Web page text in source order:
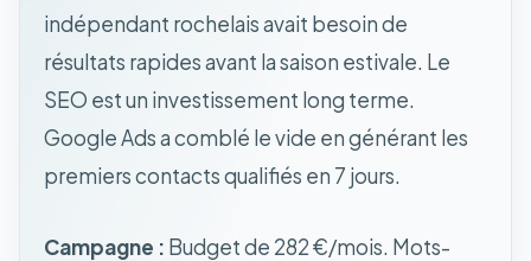
indépendant rochelais avait besoin de
résultats rapides avant la saison estivale. Le
SEO est un investissement long terme.
Google Ads a comblé le vide en générant les
premiers contacts qualifiés en 7 jours.
Campagne : Budget de 282 €/mois. Mots-